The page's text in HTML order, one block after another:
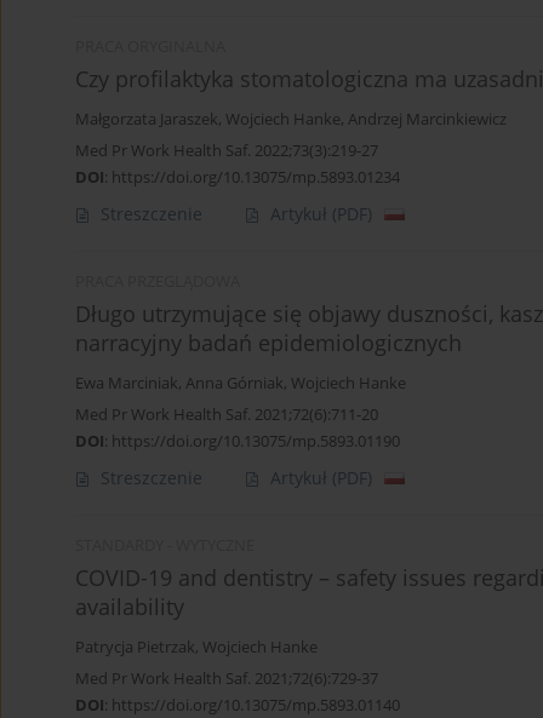
Czy profilaktyka stomatologiczna ma
Małgorzata Jaraszek, Wojciech Hanke, Andrzej Marcinkiewicz
Med Pr Work Health Saf. 2022;73(3):219-27
DOI: https://doi.org/10.13075/mp.5893.01234
Streszczenie Artykuł (PDF)
Długo utrzymujące się objawy duszności,
narracyjny badań epidemiologicznych
Ewa Marciniak, Anna Górniak, Wojciech Hanke
Med Pr Work Health Saf. 2021;72(6):711-20
DOI: https://doi.org/10.13075/mp.5893.01190
Streszczenie Artykuł (PDF)
COVID-19 and dentistry – safety issues
availability
Patrycja Pietrzak, Wojciech Hanke
Med Pr Work Health Saf. 2021;72(6):729-37
DOI: https://doi.org/10.13075/mp.5893.01140